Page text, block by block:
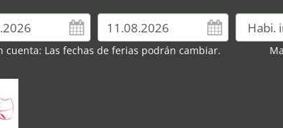
cuenta: Las fechas de ferias podrán cambiar.